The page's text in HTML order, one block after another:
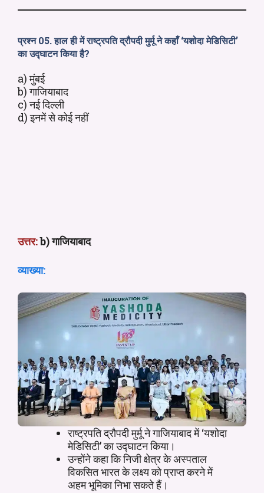
प्रश्न 05. हाल ही में राष्ट्रपति द्रौपदी मुर्मू ने कहाँ ‘यशोदा मेडिसिटी’
का उद्घाटन किया है?
a) मुंबई
b) गाजियाबाद
c) नई दिल्ली
d) इनमें से कोई नहीं
उत्तर:b) गाजियाबाद
व्याख्या:
राष्ट्रपति द्रौपदी मुर्मू ने गाजियाबाद में ‘यशोदा
मेडिसिटी’ का उद्घाटन किया।
उन्होंने कहा कि निजी क्षेत्र के अस्पताल
विकसित भारत के लक्ष्य को प्राप्त करने में
अहम भूमिका निभा सकते हैं।